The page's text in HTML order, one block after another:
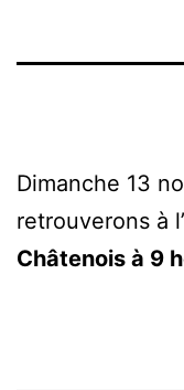
Dimanche 13
retrouverons à l’
Châtenois à 9